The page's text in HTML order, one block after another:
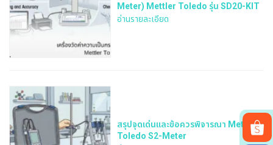
Meter) Mettler Toledo รุ่น SD20-KIT
อ่านรายละเอียด
สรุปจุดเด่นและข้อควรพิจารณา Mettler
Toledo S2-Meter